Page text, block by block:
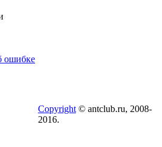
ошибке
Copyright © antclub.ru, 2008-
2016.